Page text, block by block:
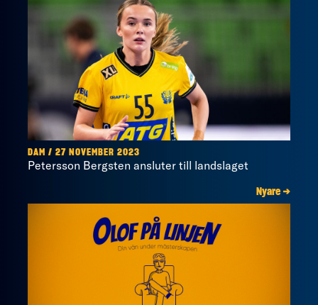
DAM / 27 NOVEMBER 2023
Petersson Bergsten ansluter till landslaget
Nyare →